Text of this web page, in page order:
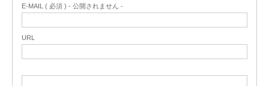
E-MAIL ( 必須 ) - 公開されません -
URL